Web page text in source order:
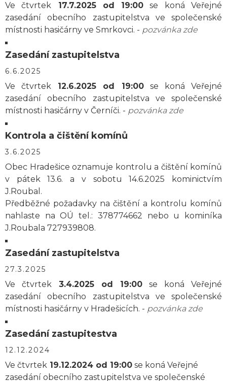
Ve čtvrtek 17.7.2025 od 19:00 se koná Veřejné
zasedání obecního zastupitelstva ve společenské
místnosti hasičárny ve Smrkovci. - pozvánka zde
Zasedání zastupitelstva
6.6.2025
Ve čtvrtek 12.6.2025 od 19:00se koná Veřejné
zasedání obecního zastupitelstva ve společenské
místnosti hasičárny v Černíči. - pozvánka zde
Kontrola a čištění komínů
3.6.2025
Obec Hradešice oznamuje kontrolu a čištění komínů
v pátek 13.6. a v sobotu 14.6.2025 kominictvím
J.Roubal.
Předběžné požadavky na čištění a kontrolu komínů
nahlaste na OÚ tel.: 378774662 nebo u kominíka
J.Roubala 727939808.
Zasedání zastupitelstva
27.3.2025
Ve čtvrtek 3.4.2025 od 19:00 se koná Veřejné
zasedání obecního zastupitelstva ve společenské
místnosti hasičárny v Hradešicích. - pozvánka zde
Zasedání zastupitestva
12.12.2024
Ve čtvrtek 19.12.2024 od 19:00 se koná Veřejné
zasedání obecního zastupitelstva ve společenské